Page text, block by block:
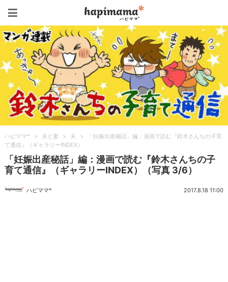
ハピママ* > 夫と妻 > 夫 >
「妊娠出産秘話」編：漫画で読む『鈴木さんちの子育
て通信』（ギャラリーINDEX）
「妊娠出産秘話」編：漫画で読む『鈴木さんちの子
育て通信』（ギャラリーINDEX）（写真 3/6）
ハピママ* 2017.8.18 11:00